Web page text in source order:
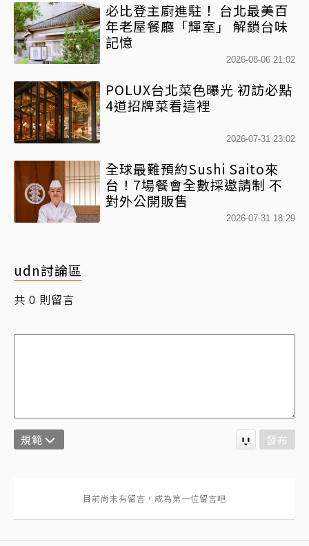
必比登主廚進駐！ 台北最美百
年老屋餐廳「輝室」 解鎖台味
記憶
2026-08-06 21:02
POLUX台北菜色曝光 初訪必點
4道招牌菜看這裡
2026-07-31 23:02
全球最難預約Sushi Saito來
台！7場餐會全數採邀請制 不
對外公開販售
2026-07-31 18:29
udn討論區
共 0 則留言
規範 發布